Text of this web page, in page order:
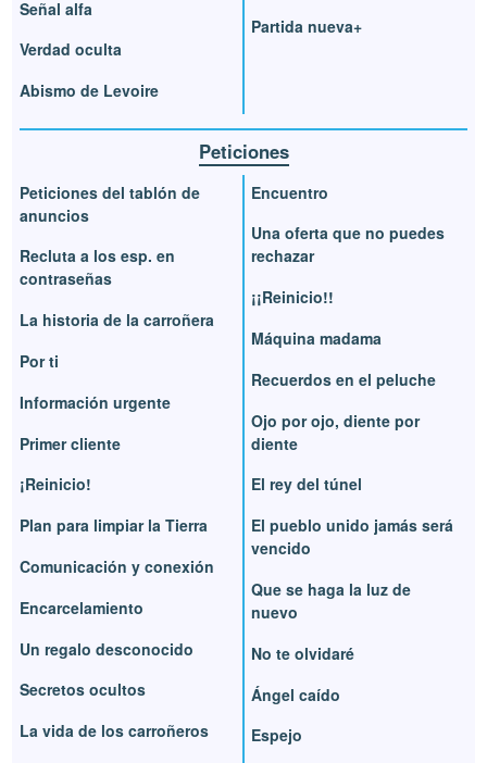
Señal alfa
Verdad oculta
Abismo de Levoire
Partida nueva+
Peticiones
Peticiones del tablón de
anuncios
Recluta a los esp. en
contraseñas
La historia de la carroñera
Por ti
Información urgente
Primer cliente
¡Reinicio!
Plan para limpiar la Tierra
Comunicación y conexión
Encarcelamiento
Un regalo desconocido
Secretos ocultos
La vida de los carroñeros
Encuentro
Una oferta que no puedes
rechazar
¡¡Reinicio!!
Máquina madama
Recuerdos en el peluche
Ojo por ojo, diente por
diente
El rey del túnel
El pueblo unido jamás será
vencido
Que se haga la luz de
nuevo
No te olvidaré
Ángel caído
Espejo